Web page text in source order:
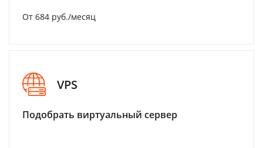
От 684 руб./месяц
VPS
Подобрать виртуальный сервер